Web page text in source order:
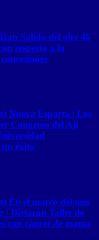
Salido del aire 46
respecto a la
Nueva Esparta | Los
Congreso del Ají
éxito
En el marco del mes
| Dictarán Taller de
con cáncer de mama